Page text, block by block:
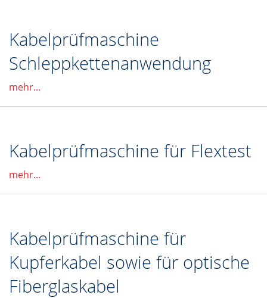
Kabelprüfmaschine
Schleppkettenanwendung
mehr...
Kabelprüfmaschine für Flextest
mehr...
Kabelprüfmaschine für
Kupferkabel sowie für optische
Fiberglaskabel